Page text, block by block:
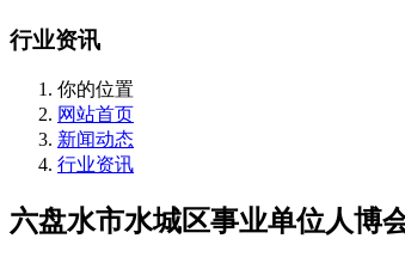
行业资讯
你的位置
网站首页
新闻动态
行业资讯
六盘水市水城区事业单位人博